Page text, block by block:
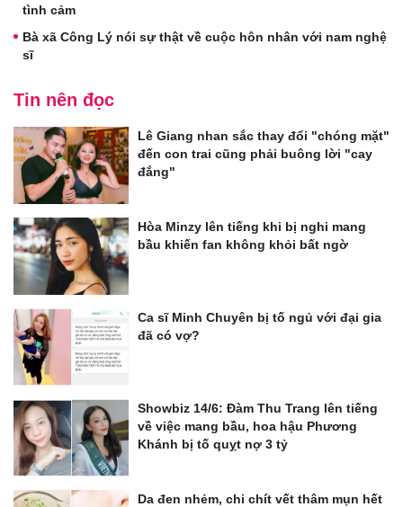
tình cảm
Bà xã Công Lý nói sự thật về cuộc hôn nhân với nam nghệ
sĩ
Tin nên đọc
Lê Giang nhan sắc thay đổi "chóng mặt"
đến con trai cũng phải buông lời "cay
đắng"
Hòa Minzy lên tiếng khi bị nghi mang
bầu khiến fan không khỏi bất ngờ
Ca sĩ Minh Chuyên bị tố ngủ với đại gia
đã có vợ?
Showbiz 14/6: Đàm Thu Trang lên tiếng
về việc mang bầu, hoa hậu Phương
Khánh bị tố quỵt nợ 3 tỷ
Da đen nhẻm, chi chít vết thâm mụn hết